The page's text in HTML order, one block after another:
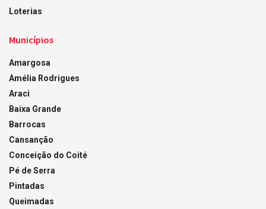
Loterias
Municípios
Amargosa
Amélia Rodrigues
Araci
Baixa Grande
Barrocas
Cansanção
Conceição do Coité
Pé de Serra
Pintadas
Queimadas